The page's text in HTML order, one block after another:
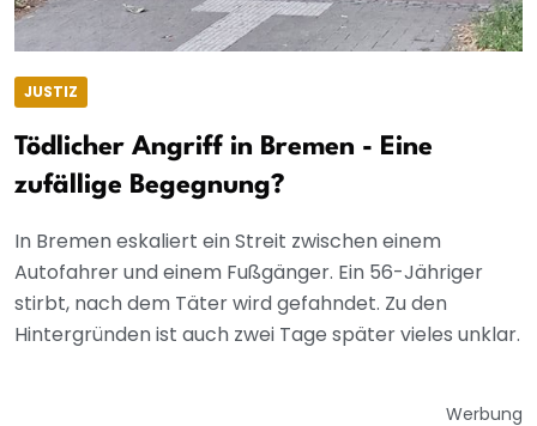
JUSTIZ
Tödlicher Angriff in Bremen - Eine
zufällige Begegnung?
In Bremen eskaliert ein Streit zwischen einem
Autofahrer und einem Fußgänger. Ein 56-Jähriger
stirbt, nach dem Täter wird gefahndet. Zu den
Hintergründen ist auch zwei Tage später vieles unklar.
Werbung